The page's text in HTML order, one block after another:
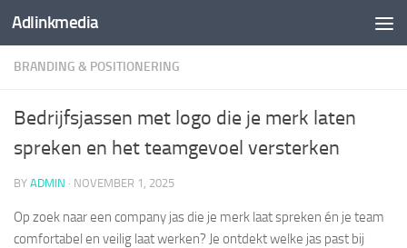
Skip to content
Adlinkmedia
BRANDING & POSITIONERING
Bedrijfsjassen met logo die je merk laten
spreken en het teamgevoel versterken
BY ADMIN · NOVEMBER 1, 2025
Op zoek naar een company jas die je merk laat spreken én je team
comfortabel en veilig laat werken? Je ontdekt welke jas past bij